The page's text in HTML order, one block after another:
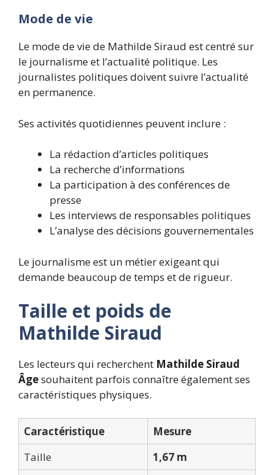
Mode de vie
Le mode de vie de Mathilde Siraud est centré sur
le journalisme et l’actualité politique. Les
journalistes politiques doivent suivre l’actualité
en permanence.
Ses activités quotidiennes peuvent inclure :
La rédaction d’articles politiques
La recherche d’informations
La participation à des conférences de
presse
Les interviews de responsables politiques
L’analyse des décisions gouvernementales
Le journalisme est un métier exigeant qui
demande beaucoup de temps et de rigueur.
Taille et poids de
Mathilde Siraud
Les lecteurs qui recherchent Mathilde Siraud
Âgesouhaitent parfois connaître également ses
caractéristiques physiques.
Caractéristique
Mesure
Taille
1,67 m